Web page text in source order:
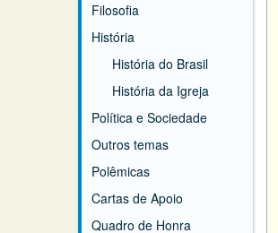
Filosofia
História
História do Brasil
História da Igreja
Política e Sociedade
Outros temas
Polêmicas
Cartas de Apoio
Quadro de Honra